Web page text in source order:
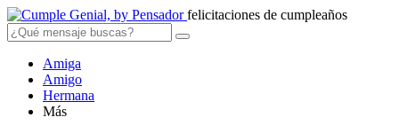
felicitaciones de cumpleaños
Amiga
Amigo
Hermana
Más